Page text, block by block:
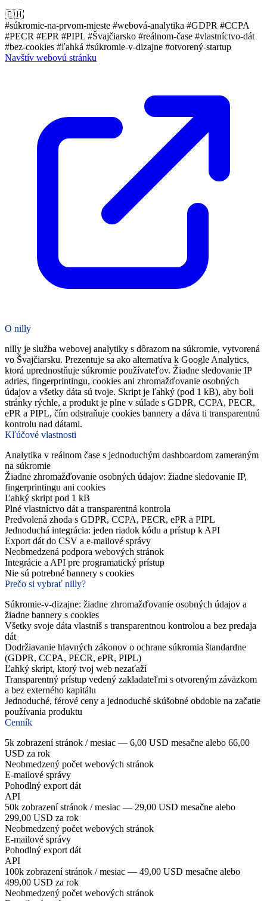
🇨🇭
#súkromie-na-prvom-mieste #webová-analytika #GDPR #CCPA
#PECR #EPR #PIPL #Švajčiarsko #reálnom-čase #vlastníctvo-dát
#bez-cookies #ľahká #súkromie-v-dizajne #otvorený-startup
Navštív webovú stránku
O nilly
nilly je služba webovej analytiky s dôrazom na súkromie, vytvorená
vo Švajčiarsku. Prezentuje sa ako alternatíva k Google Analytics,
ktorá uprednostňuje súkromie používateľov. Žiadne sledovanie IP
adries, fingerprintingu, cookies ani zhromažďovanie osobných
údajov a všetky dáta sú tvoje. Skript je ľahký (pod 1 kB), aby boli
stránky rýchle, a produkt je plne v súlade s GDPR, CCPA, PECR,
ePR a PIPL, čím odstraňuje cookies bannery a dáva ti transparentnú
kontrolu nad dátami.
Kľúčové vlastnosti
Analytika v reálnom čase s jednoduchým dashboardom zameraným
na súkromie
Žiadne zhromažďovanie osobných údajov: žiadne sledovanie IP,
fingerprintingu ani cookies
Ľahký skript pod 1 kB
Plné vlastníctvo dát a transparentná kontrola
Predvolená zhoda s GDPR, CCPA, PECR, ePR a PIPL
Jednoduchá integrácia: jeden riadok kódu a prístup k API
Export dát do CSV a e-mailové správy
Neobmedzená podpora webových stránok
Integrácie a API pre programatický prístup
Nie sú potrebné bannery s cookies
Prečo si vybrať nilly?
Súkromie-v-dizajne: žiadne zhromažďovanie osobných údajov a
žiadne bannery s cookies
Všetky svoje dáta vlastníš s transparentnou kontrolou a bez predaja
dát
Dodržiavanie hlavných zákonov o ochrane súkromia štandardne
(GDPR, CCPA, PECR, ePR, PIPL)
Ľahký skript, ktorý tvoj web nezaťaží
Transparentný prístup vedený zakladateľmi s otvoreným záväzkom
a bez externého kapitálu
Jednoduché, férové ceny a jednoduché skúšobné obdobie na začatie
používania produktu
Cenník
5k zobrazení stránok / mesiac — 6,00 USD mesačne alebo 66,00
USD za rok
Neobmedzený počet webových stránok
E-mailové správy
Pohodlný export dát
API
50k zobrazení stránok / mesiac — 29,00 USD mesačne alebo
299,00 USD za rok
Neobmedzený počet webových stránok
E-mailové správy
Pohodlný export dát
API
100k zobrazení stránok / mesiac — 49,00 USD mesačne alebo
499,00 USD za rok
Neobmedzený počet webových stránok